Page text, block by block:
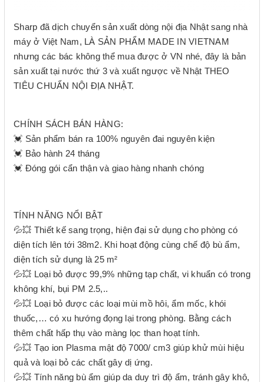
Sharp đã dịch chuyển sản xuất dòng nội địa Nhật sang nhà
máy ở Việt Nam, LÀ SẢN PHẨM MADE IN VIETNAM
nhưng các bác không thể mua được ở VN nhé, đây là bản
sản xuất tại nước thứ 3 và xuất ngược về Nhật THEO
TIÊU CHUẨN NỘI ĐỊA NHẬT.
CHÍNH SÁCH BÁN HÀNG:
💓 Sản phẩm bán ra 100% nguyên đai nguyên kiện
💓 Bảo hành 24 tháng
💓 Đóng gói cẩn thận và giao hàng nhanh chóng
TÍNH NĂNG NỔI BẬT
💦💥 Thiết kế sang trọng, hiện đại sử dụng cho phòng có
diện tích lên tới 38m2. Khi hoạt động cùng chế độ bù ẩm,
diện tích sử dụng là 25 m²
💦💥 Loại bỏ được 99,9% những tạp chất, vi khuẩn có trong
không khí, bụi PM 2.5,..
💦💥 Loại bỏ được các loại mùi mồ hôi, ẩm mốc, khói
thuốc,… có xu hướng đọng lại trong phòng. Bằng cách
thêm chất hấp thụ vào màng lọc than hoạt tính.
💦💥 Tạo ion Plasma mật độ 7000/ cm3 giúp khử mùi hiệu
quả và loại bỏ các chất gây dị ứng.
💦💥 Tính năng bù ẩm giúp da duy trì độ ẩm, tránh gây khô,